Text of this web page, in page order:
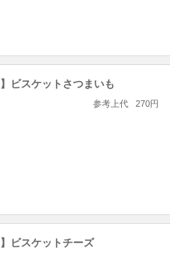
ビスケットさつまいも
参考上代 270円
ビスケットチーズ